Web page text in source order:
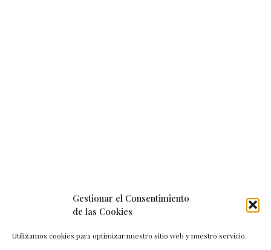
Gestionar el Consentimiento
de las Cookies
Utilizamos cookies para optimizar nuestro sitio web y nuestro servicio.